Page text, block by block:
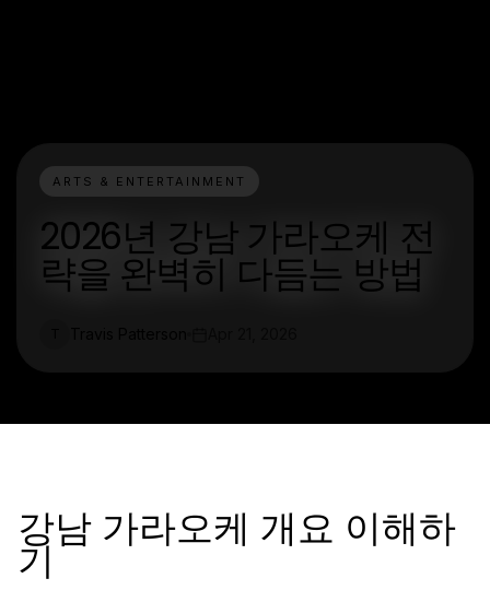
ARTS & ENTERTAINMENT
2026년 강남 가라오케 전
략을 완벽히 다듬는 방법
강남 가라오케 개요 이해하
기